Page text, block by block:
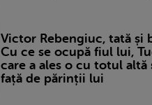
Victor Rebengiuc, tată și
Cu ce se ocupă fiul lui,
care a ales o cu totul altă
față de părinții lui